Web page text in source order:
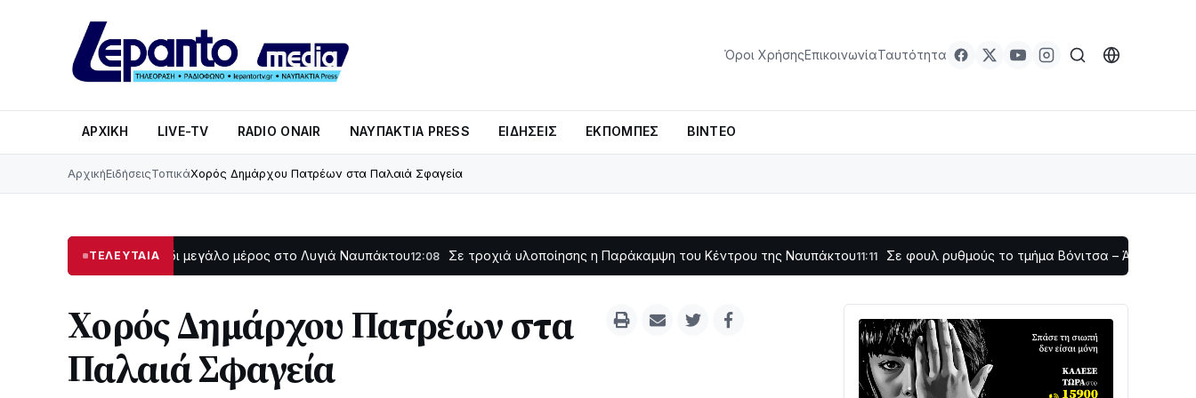
Όροι ΧρήσηςΕπικοινωνίαΤαυτότητα
ΑΡΧΙΚΉ LIVE-TV RADIO ONAIR ΝΑΥΠΑΚΤΊΑ PRESS ΕΙΔΉΣΕΙΣ ΕΚΠΟΜΠΈΣ ΒΊΝΤΕΟ
ΑρχικήΕιδήσειςΤοπικάΧορός Δημάρχου Πατρέων στα Παλαιά Σφαγεία
ΤΕΛΕΥΤΑΙΑ
Στο σκοτάδι μεγάλο μέρος στο Λυγιά Ναυπάκτου 12:08 Σε τροχιά υλοποίησης η Παράκαμψη του Κέντρου της Ναυπάκτου 11:11 Σε φουλ ρυθμούς το τμήμα Βόνιτσα – Άγιος Νικόλαος |
Χορός Δημάρχου Πατρέων στα
Παλαιά Σφαγεία